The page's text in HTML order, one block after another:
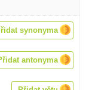
synonyma
antonyma